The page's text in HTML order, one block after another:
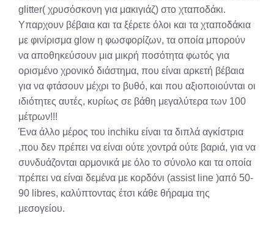
glitter( χρυσόσκονη για μακιγιάζ) στο χταποδάκι.
Υπαρχουν βέβαια και τα ξέρετε όλοι και τα χταποδάκια
με φινίρισμα glow η φωσφορίζων, τα οποία μπορούν
να αποθηκεύσουν μια μικρή ποσότητα φωτός για
ορισμένο χρονικό διάστημα, που είναι αρκετή βέβαια
για να φτάσουν μέχρι το βυθό, και που αξιοποιούνται οι
ιδιότητες αυτές, κυρίως σε βάθη μεγαλύτερα των 100
μέτρων!!!
Ένα άλλο μέρος του inchiku είναι τα διπλά αγκίστρια
,που δεν πρέπει να είναι ούτε χοντρά ούτε βαριά, για να
συνδυάζονται αρμονικά με όλο το σύνολο και τα οποία
πρέπει να είναι δεμένα με κορδόνι (assist line )από 50-
90 libres, καλύπτοντας έτσι κάθε θήραμα της
μεσογείου.